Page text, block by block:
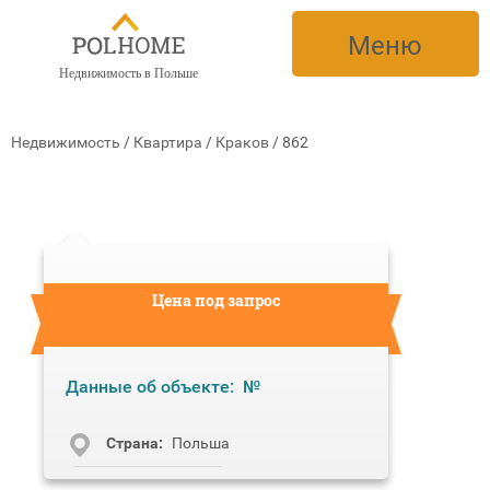
Недвижимость в Польше
Меню
Недвижимость / Квартира / Краков /862
Цена под запрос
Данные об объекте: №
Cтрана: Польша